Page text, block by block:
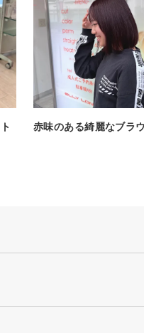
赤味のある綺麗なブラ